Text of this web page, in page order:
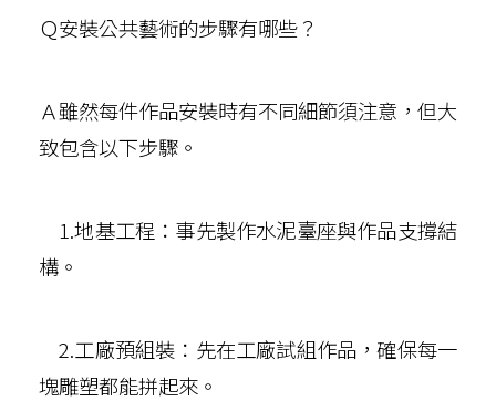
Ｑ安裝公共藝術的步驟有哪些？
Ａ雖然每件作品安裝時有不同細節須注意，但大
致包含以下步驟。
1.地基工程：事先製作水泥臺座與作品支撐結
構。
2.工廠預組裝：先在工廠試組作品，確保每一
塊雕塑都能拼起來。